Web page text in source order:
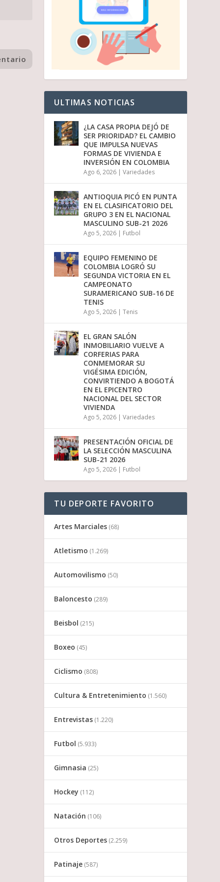
ULTIMAS NOTICIAS
¿LA CASA PROPIA DEJÓ DE
SER PRIORIDAD? EL CAMBIO
QUE IMPULSA NUEVAS
FORMAS DE VIVIENDA E
INVERSIÓN EN COLOMBIA
Ago 6, 2026 |Variedades
ANTIOQUIA PICÓ EN PUNTA
EN EL CLASIFICATORIO DEL
GRUPO 3 EN EL NACIONAL
MASCULINO SUB-21 2026
Ago 5, 2026 | Futbol
EQUIPO FEMENINO DE
COLOMBIA LOGRÓ SU
SEGUNDA VICTORIA EN EL
CAMPEONATO
SURAMERICANO SUB-16 DE
TENIS
Ago 5, 2026 |Tenis
EL GRAN SALÓN
INMOBILIARIO VUELVE A
CORFERIAS PARA
CONMEMORAR SU
VIGÉSIMA EDICIÓN,
CONVIRTIENDO A BOGOTÁ
EN EL EPICENTRO
NACIONAL DEL SECTOR
VIVIENDA
Ago 5, 2026 |Variedades
PRESENTACIÓN OFICIAL DE
LA SELECCIÓN MASCULINA
SUB-21 2026
Ago 5, 2026 | Futbol
TU DEPORTE FAVORITO
Artes Marciales (68)
Atletismo (1.269)
Automovilismo (50)
Baloncesto (289)
Beisbol (215)
Boxeo (45)
Ciclismo (808)
Cultura & Entretenimiento (1.560)
Entrevistas (1.220)
Futbol (5.933)
Gimnasia (25)
Hockey (112)
Natación (106)
Otros Deportes (2.259)
Patinaje (587)